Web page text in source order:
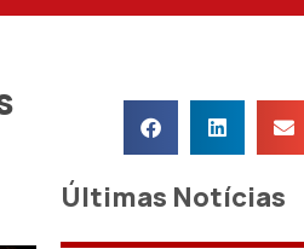
Últimas Notícias